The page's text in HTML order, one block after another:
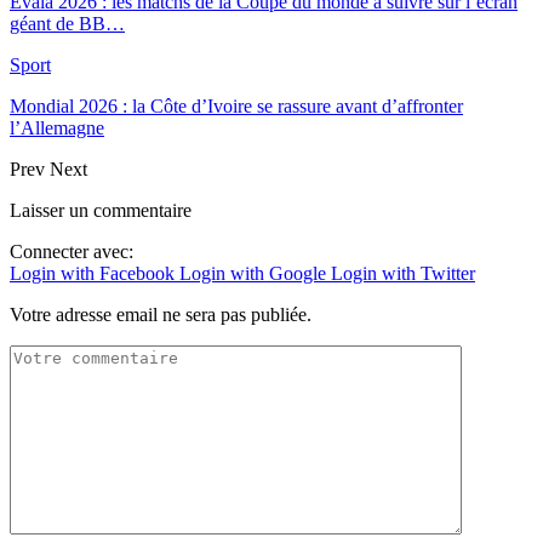
géant de BB…
Sport
Mondial 2026 : la Côte d’Ivoire se rassure avant d’affronter
l’Allemagne
Prev Next
Laisser un commentaire
Connecter avec:
Login with Facebook Login with Google Login with Twitter
Votre adresse email ne sera pas publiée.